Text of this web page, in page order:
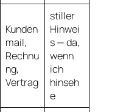
Kunden
mail,
Rechnu
ng,
Vertrag
stiller
Hinwei
s — da,
wenn
ich
hinseh
e